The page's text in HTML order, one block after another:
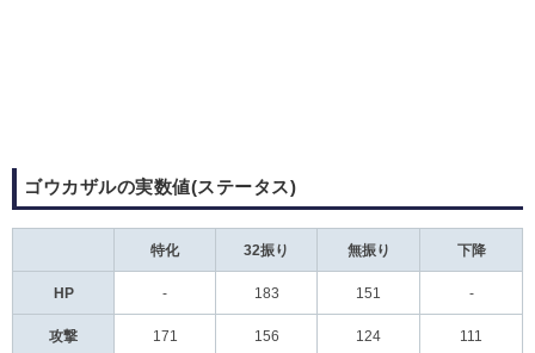
ゴウカザルの実数値(ステータス)
特化 32振り 無振り 下降
HP - 183 151 -
攻撃 171 156 124 111